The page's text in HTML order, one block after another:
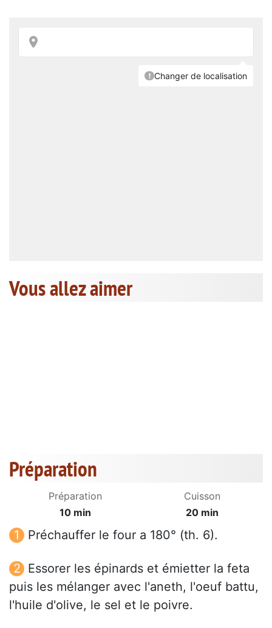
Vous allez aimer
Préparation
Préparation
10 min
Cuisson
20 min
Préchauffer le four a 180° (th. 6).
Essorer les épinards et émietter la feta
puis les mélanger avec l'aneth, l'oeuf battu,
l'huile d'olive, le sel et le poivre.